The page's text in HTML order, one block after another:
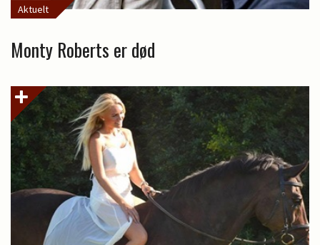
Aktuelt
Monty Roberts er død